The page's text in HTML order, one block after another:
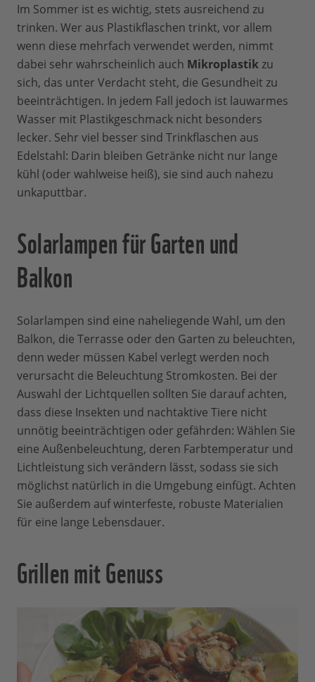
Im Sommer ist es wichtig, stets ausreichend zu
trinken. Wer aus Plastikflaschen trinkt, vor allem
wenn diese mehrfach verwendet werden, nimmt
dabei sehr wahrscheinlich auch Mikroplastikzu
sich, das unter Verdacht steht, die Gesundheit zu
beeinträchtigen. In jedem Fall jedoch ist lauwarmes
Wasser mit Plastikgeschmack nicht besonders
lecker. Sehr viel besser sind Trinkflaschen aus
Edelstahl: Darin bleiben Getränke nicht nur lange
kühl (oder wahlweise heiß), sie sind auch nahezu
unkaputtbar.
Solarlampen für Garten und
Balkon
Solarlampen sind eine naheliegende Wahl, um den
Balkon, die Terrasse oder den Garten zu beleuchten,
denn weder müssen Kabel verlegt werden noch
verursacht die Beleuchtung Stromkosten. Bei der
Auswahl der Lichtquellen sollten Sie darauf achten,
dass diese Insekten und nachtaktive Tiere nicht
unnötig beeinträchtigen oder gefährden: Wählen Sie
eine Außenbeleuchtung, deren Farbtemperatur und
Lichtleistung sich verändern lässt, sodass sie sich
möglichst natürlich in die Umgebung einfügt. Achten
Sie außerdem auf winterfeste, robuste Materialien
für eine lange Lebensdauer.
Grillen mit Genuss